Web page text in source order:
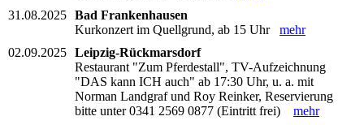
31.08.2025 Bad Frankenhausen
Kurkonzert im Quellgrund, ab 15 Uhr mehr
02.09.2025 Leipzig-Rückmarsdorf
Restaurant "Zum Pferdestall", TV-Aufzeichnung
"DAS kann ICH auch" ab 17:30 Uhr, u. a. mit
Norman Landgraf und Roy Reinker, Reservierung
bitte unter 0341 2569 0877 (Eintritt frei) mehr